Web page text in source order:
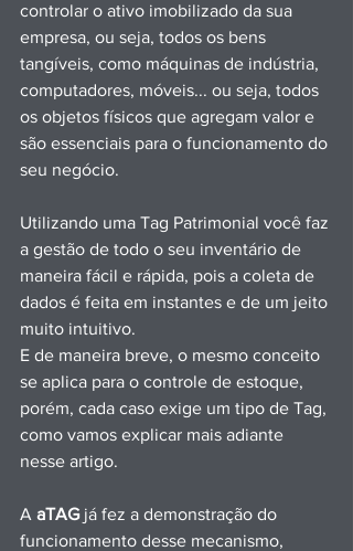
controlar o ativo imobilizado da sua
empresa, ou seja, todos os bens
tangíveis, como máquinas de indústria,
computadores, móveis... ou seja, todos
os objetos físicos que agregam valor e
são essenciais para o funcionamento do
seu negócio.
Utilizando uma Tag Patrimonial você faz
a gestão de todo o seu inventário de
maneira fácil e rápida, pois a coleta de
dados é feita em instantes e de um jeito
muito intuitivo.
E de maneira breve, o mesmo conceito
se aplica para o controle de estoque,
porém, cada caso exige um tipo de Tag,
como vamos explicar mais adiante
nesse artigo.
A aTAG já fez a demonstração do
funcionamento desse mecanismo,